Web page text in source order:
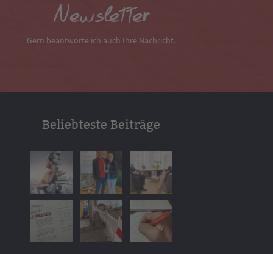
Newsletter
Gern beantworte ich auch Ihre Nachricht.
Beliebteste Beiträge